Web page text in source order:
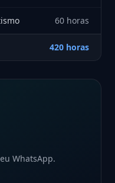
60 horas
420 horas
WhatsApp.